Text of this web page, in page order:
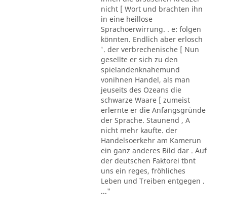
nicht [ Wort und brachten ihn
in eine heillose
Sprachoerwirrung. . e: folgen
könnten. Endlich aber erlosch
'. der verbrechenische [ Nun
gesellte er sich zu den
spielandenknahemund
vonihnen Handel, als man
jeuseits des Ozeans die
schwarze Waare [ zumeist
erlernte er die Anfangsgründe
der Sprache. Staunend , A
nicht mehr kaufte. der
Handelsoerkehr am Kamerun
ein ganz anderes Bild dar . Auf
der deutschen Faktorei tbnt
uns ein reges, fröhliches
Leben und Treiben entgegen .
..."